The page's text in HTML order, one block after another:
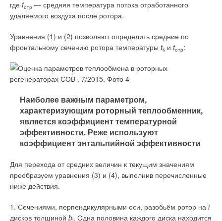
где tотр — средняя температура потока отработанного
удаляемого воздуха после ротора.
Уравнения (1) и (2) позволяют определить средние по
фронтальному сечению ротора температуры tk и tотр:
Наиболее важным параметром,
характеризующим роторный теплообменник,
является коэффициент температурной
эффективности. Реже используют
коэффициент энтальпийной эффективности
Для перехода от средних величин к текущим значениям
преобразуем уравнения (3) и (4), выполнив перечисленные
ниже действия.
1. Сечениями, перпендикулярными оси, разобьём ротор на i
дисков толщиной b. Одна половина каждого диска находится
энергетики и нефтегазовой отрасли.»,что делает
применение в проектах подобного оборудования опасным
Применение в вентиляторах электромоторов российского
дополнительной прибыли, так как китайские аналоги,
продаваемые под брендами «Энерал», «Элмаш», «Элком»,
выгоды уже нет и моторы из РФ становятся дефицитом, как
во времена СССР). Обсуждать качество китайских моторов
можно с производителями, но нужно учесть, что только
доставка и растаможка моторов из Китая уже поднимают
стоимость на 10-15 %а цена меди, алюминия и стали в
электродвигатели китайского производства нижнего ценового
класса имеют повышенное энергопотребление (класс хуже,
чем IE1 — это подтверждено на стендах
ресурс. Перечисленные бренды никогда не имели реального